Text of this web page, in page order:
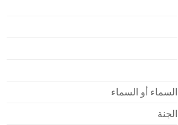
السماء أو السماء
الجنة